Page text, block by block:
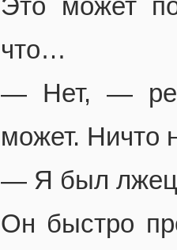
Это может
что…
— Нет, —
может. Ничто
— Я был
Он быстро